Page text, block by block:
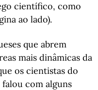
científico, como
ao lado).
que abrem
mais dinâmicas da
os cientistas do
com alguns